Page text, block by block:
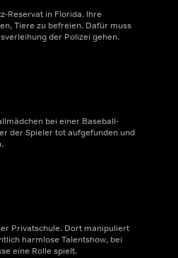
Reservat in Florida. Ihre
Tiere zu befreien. Dafür muss
der Polizei gehen.
bei einer Baseball-
der Spieler tot aufgefunden und
Privatschule. Dort manipuliert
harmlose Talentshow, bei
eine Rolle spielt.